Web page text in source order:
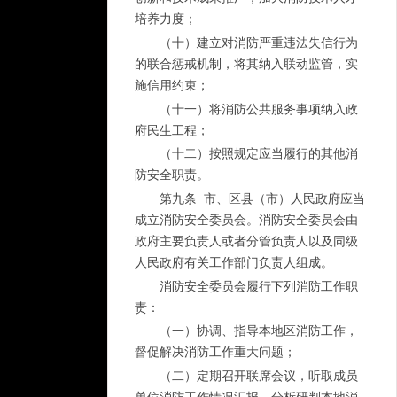
培养力度；
（十）建立对消防严重违法失信行为
的联合惩戒机制，将其纳入联动监管，实
施信用约束；
（十一）将消防公共服务事项纳入政
府民生工程；
（十二）按照规定应当履行的其他消
防安全职责。
第九条 市、区县（市）人民政府应当
成立消防安全委员会。消防安全委员会由
政府主要负责人或者分管负责人以及同级
人民政府有关工作部门负责人组成。
消防安全委员会履行下列消防工作职
责：
（一）协调、指导本地区消防工作，
督促解决消防工作重大问题；
（二）定期召开联席会议，听取成员